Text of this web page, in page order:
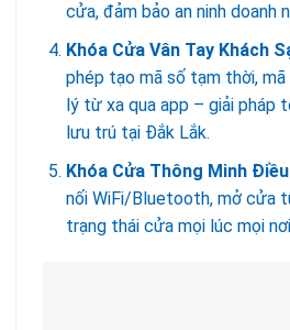
cửa, đảm bảo an ninh doanh
Khóa Cửa Vân Tay Khách
phép tạo mã số tạm thời,
lý từ xa qua app – giải pháp
lưu trú tại Đắk Lắk.
Khóa Cửa Thông Minh
nối WiFi/Bluetooth, mở cửa
trạng thái cửa mọi lúc mọi